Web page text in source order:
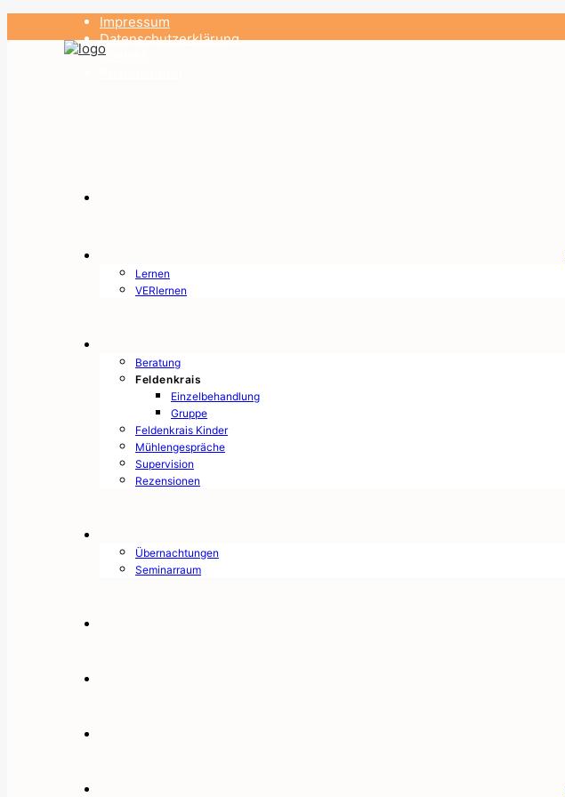
Impressum
Datenschutzerklärung
Kontakt
Lernen
VERlernen
Beratung
Feldenkrais
Einzelbehandlung
Gruppe
Feldenkrais Kinder
Mühlengespräche
Supervision
Rezensionen
Übernachtungen
Seminarraum